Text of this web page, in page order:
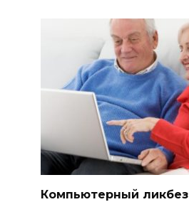
Компьютерный